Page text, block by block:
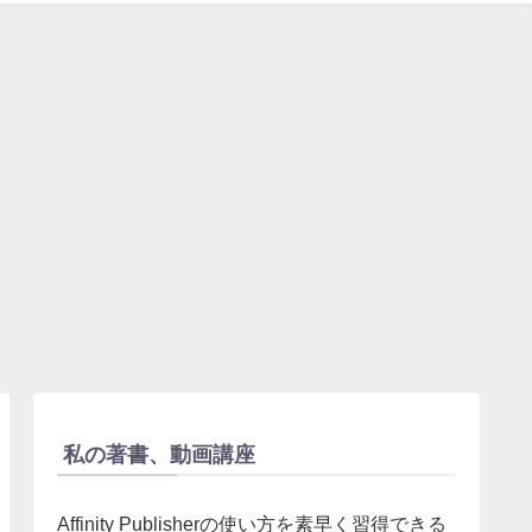
私の著書、動画講座
Affinity Publisherの使い方を素早く習得できる